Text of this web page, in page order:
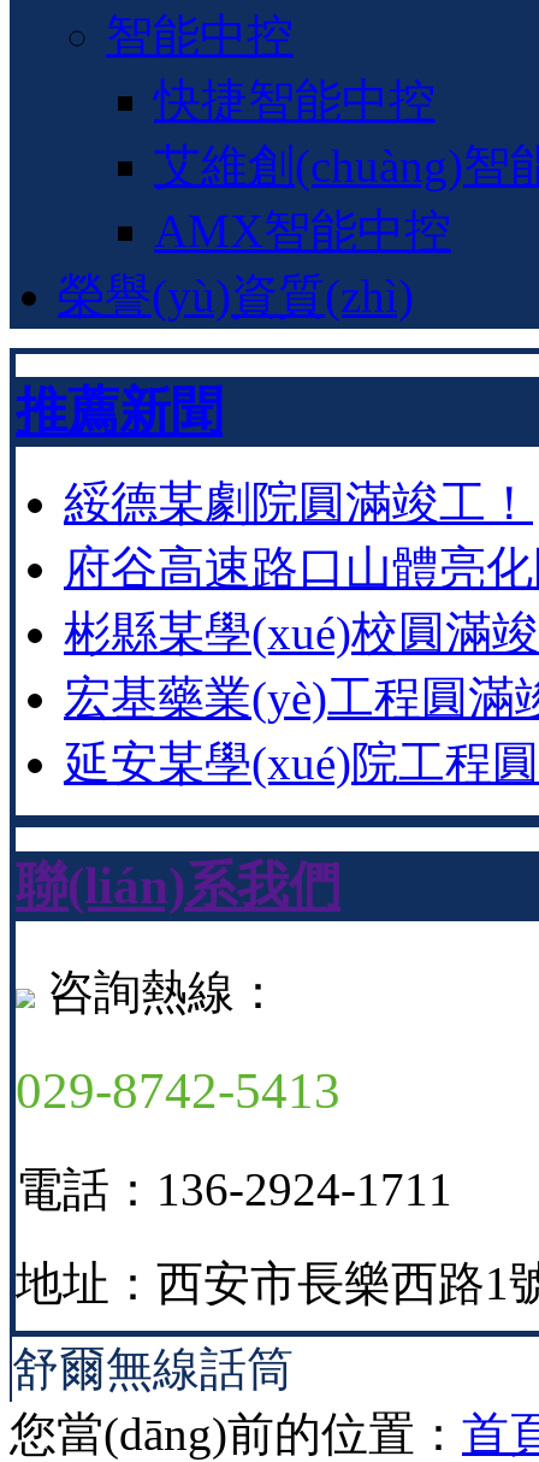
智能中控
快捷智能中控
艾維創(chuàng)智
AMX智能中控
榮譽(yù)資質(zhì)
推薦新聞
綏德某劇院圓滿竣工！
府谷高速路口山體亮
彬縣某學(xué)校圓滿
宏基藥業(yè)工程圓滿
延安某學(xué)院工程
聯(lián)系我們
咨詢熱線：
029-8742-5413
電話：136-2924-1711
地址：西安市長樂西路1
舒爾無線話筒
您當(dāng)前的位置： 首